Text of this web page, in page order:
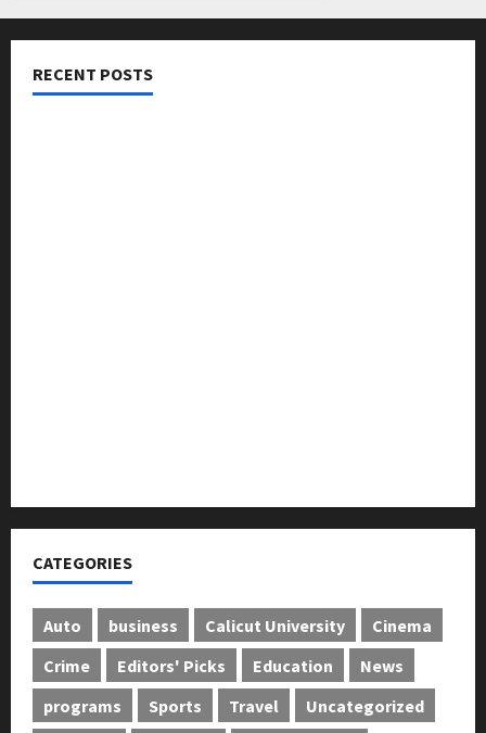
RECENT POSTS
CATEGORIES
Auto business Calicut University
Cinema
Crime
Editors' Picks Education
News
programs
Sports Travel
Uncategorized